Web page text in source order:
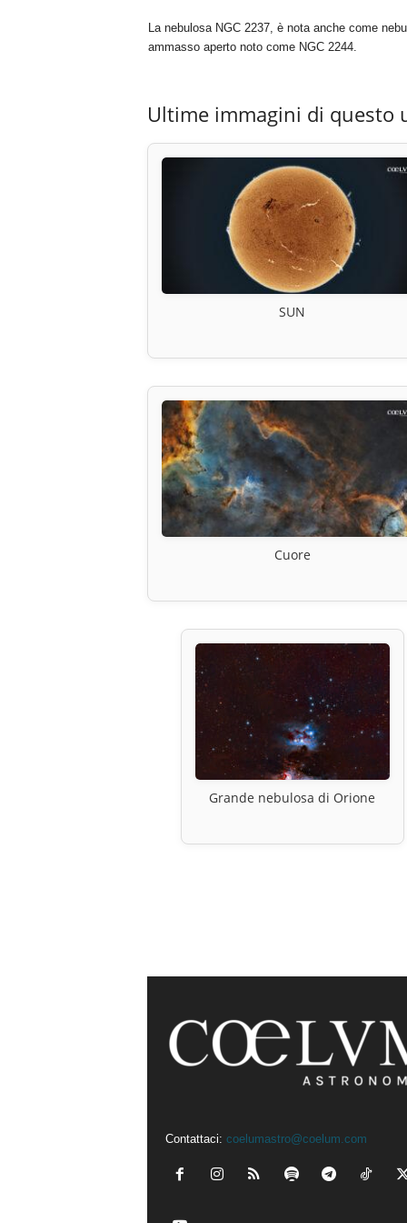
La nebulosa NGC 2237, è nota anche come
ammasso aperto noto come NGC 2244.
Ultime immagini di questo
SUN
Cuore
Grande nebulosa di Orione
Contattaci: coelumastro@coelum.com